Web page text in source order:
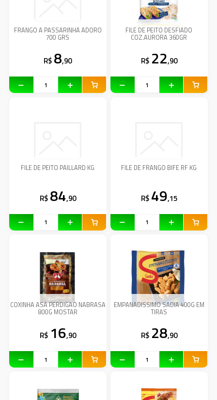
FRANGO A PASSARINHA ADORO
700 GRS
R$ 8,90
FILE DE PEITO DESFIADO
COZ.AURORA 360GR
R$ 22,90
FILE DE PEITO PAILLARD KG
R$ 84,90
FILE DE FRANGO BIFE RF KG
R$ 49,15
COXINHA ASA PERDIGAO NABRASA
800G MOSTAR
R$ 16,90
EMPANADISSIMO SADIA 400G EM
TIRAS
R$ 28,90